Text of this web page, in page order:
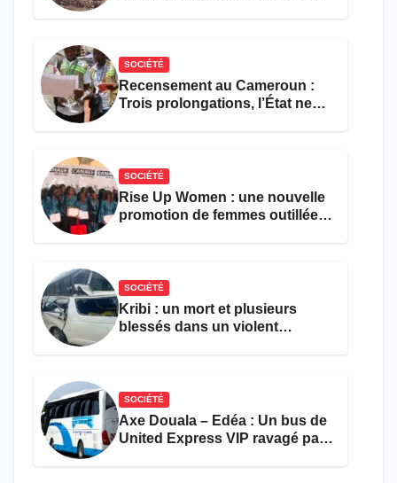
SOCIÉTÉ
Recensement au Cameroun :
Trois prolongations, l’État ne
SOCIÉTÉ
Rise Up Women : une nouvelle
promotion de femmes outillées
SOCIÉTÉ
Kribi : un mort et plusieurs
blessés dans un violent
SOCIÉTÉ
Axe Douala – Edéa : Un bus de
United Express VIP ravagé par